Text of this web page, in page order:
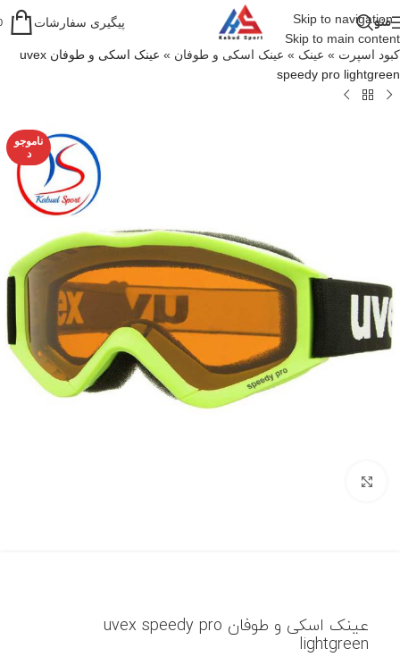
Skip to navigation
Skip to main content
منو پیگیری سفارشات
کبود اسپرت » عینک » عینک اسکی و طوفان »
عینک اسکی و طوفان uvex
speedy pro lightgreen
ناموجو
د
عینک اسکی و طوفان uvex speedy pro
lightgreen